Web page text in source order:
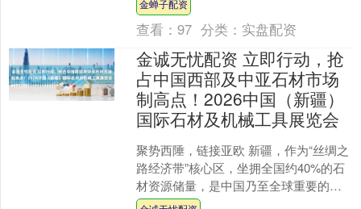
播，就卖出了1....
金蝉子配资
查看：97 分类： 实盘配资
金诚无忧配资 立即行动，抢
占中国西部及中亚石材市场
制高点！2026中国（新疆）
国际石材及机械工具展览会
聚势西陲，链接亚欧 新疆，作为“丝绸之
路经济带”核心区，坐拥全国约40%的石
材资源储量，是中国乃至全球重要的石
材产业富集地与战略枢纽。国家西部大